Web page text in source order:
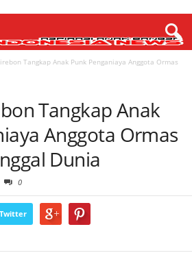
Tangkap Anak Punk Penganiaya Anggota Ormas
Tangkap Anak
Anggota Ormas
Dunia
0
Twitter